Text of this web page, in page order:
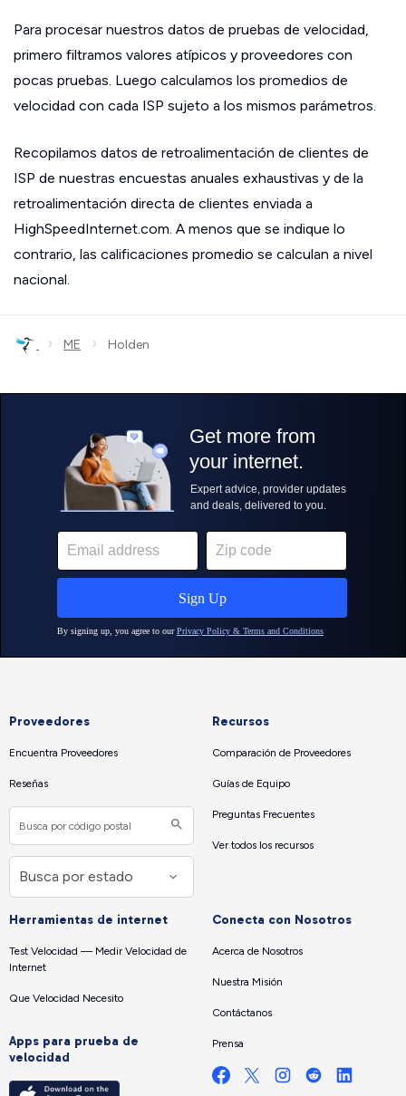
Para procesar nuestros datos de pruebas de velocidad,
primero filtramos valores atípicos y proveedores con
pocas pruebas. Luego calculamos los promedios de
velocidad con cada ISP sujeto a los mismos parámetros.
Recopilamos datos de retroalimentación de clientes de
ISP de nuestras encuestas anuales exhaustivas y de la
retroalimentación directa de clientes enviada a
HighSpeedInternet.com. A menos que se indique lo
contrario, las calificaciones promedio se calculan a nivel
nacional.
› ME › Holden
Proveedores
Encuentra Proveedores
Reseñas
Recursos
Comparación de Proveedores
Guías de Equipo
Preguntas Frecuentes
Ver todos los recursos
Herramientas de internet
Test Velocidad — Medir Velocidad de
Internet
Que Velocidad Necesito
Apps para prueba de
velocidad
Conecta con Nosotros
Acerca de Nosotros
Nuestra Misión
Contáctanos
Prensa